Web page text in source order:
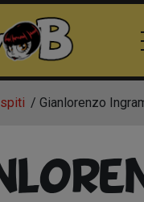
Gianlorenzo